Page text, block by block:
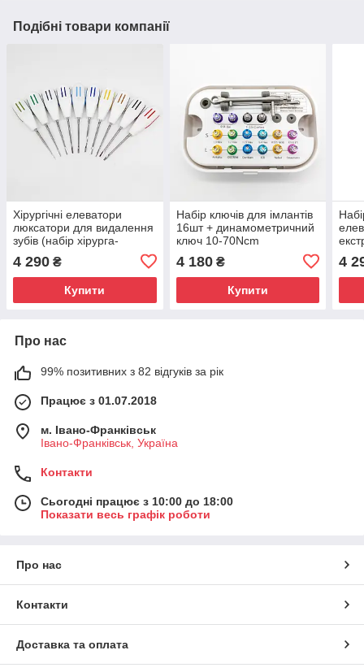
Подібні товари компанії
Хірургічні елеватори
люксатори для видалення
зубів (набір хірурга-
4 290 ₴
Купити
Набір ключів для імлантів
16шт + динамометричний
ключ 10-70Ncm
4 180₴
Купити
4
Про нас
99% позитивних з 82 відгуків за рік
Працює з 01.07.2018
м. Івано-Франківськ
Івано-Франківськ, Україна
Контакти
Сьогодні працює з 10:00 до 18:00
Показати весь графік роботи
Про нас
Контакти
Доставка та оплата